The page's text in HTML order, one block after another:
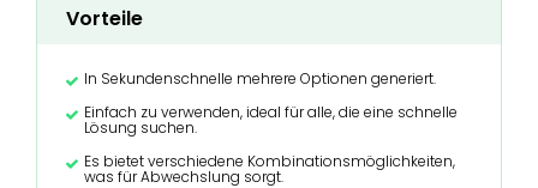
Vorteile
In Sekundenschnelle mehrere Optionen generiert.
Einfach zu verwenden, ideal für alle, die eine schnelle
Lösung suchen.
Es bietet verschiedene Kombinationsmöglichkeiten,
was für Abwechslung sorgt.